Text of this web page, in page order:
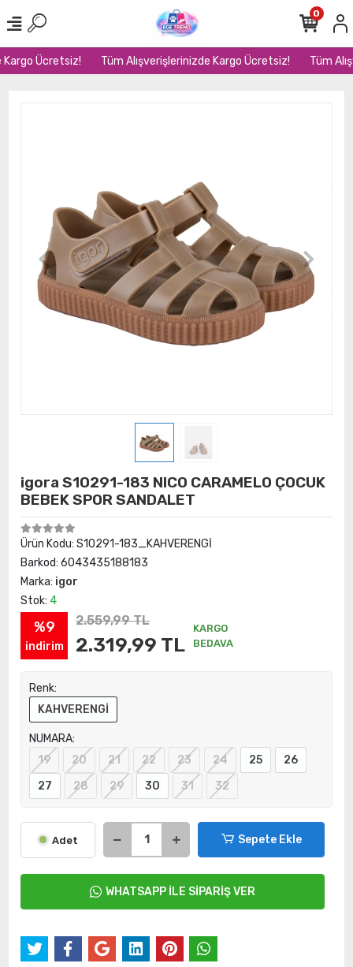
Ücretsiz! Tüm Alışverişlerinizde Kargo Ücretsiz! Tüm
0
igora S10291-183 NICO CARAMELO ÇOCUK
BEBEK SPOR SANDALET
Ürün Kodu: S10291-183_KAHVERENGİ
Barkod: 6043435188183
Marka: igor
Stok: 4
%9
indirim
2.559,99 TL
2.319,99 TL
KARGO
BEDAVA
Renk:
KAHVERENGİ
NUMARA:
19
20 21 22 23 24 25
26
27
28 29 30 31 32
Adet Sepete Ekle
WHATSAPP İLE SİPARİŞ VER